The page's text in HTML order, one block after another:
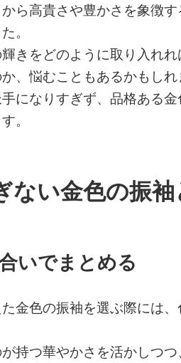
ら高貴さや豊かさを象徴
。
きをどのように取り入れ
、悩むこともあるかもしれ
になりすぎず、品格ある
。
ない金色の振袖
いでまとめる
金色の振袖を選ぶ際には
持つ華やかさを活かしつ